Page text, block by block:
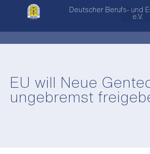
Deutscher Berufs- und
e.V.
EU will Neue
ungebremst